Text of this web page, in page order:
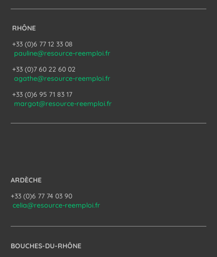
RHÔNE
+33 (0)6 77 12 33 08
pauline@resource-reemploi.fr
+33 (0)7 60 22 60 02
agathe@resource-reemploi.fr
+33 (0)6 95 71 83 17
margot@resource-reemploi.fr
ARDÈCHE
+33 (0)6 77 74 03 90
celia@resource-reemploi.fr
BOUCHES-DU-RHÔNE